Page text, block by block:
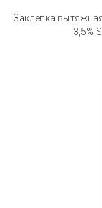
Заклепка
3,5%